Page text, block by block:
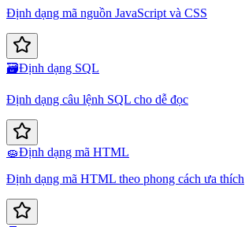
Định dạng mã nguồn JavaScript và CSS
🗃️Định dạng SQL
Định dạng câu lệnh SQL cho dễ đọc
🧽Định dạng mã HTML
Định dạng mã HTML theo phong cách ưa thích